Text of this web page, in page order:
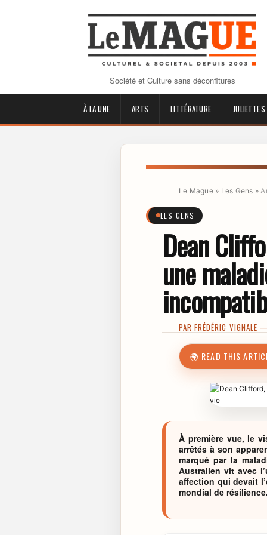
Société et Culture sans déconfitures
À LA UNE ARTS LITTÉRATURE
Le Mague» Les Gens »
LES GENS
Dean
une
PARFRÉDÉRIC VIGNALE —
🌍 READ THIS
À première vue, le
arrêtés à son
marqué par la
Australien vit avec
affection qui devait
mondial de résilience.